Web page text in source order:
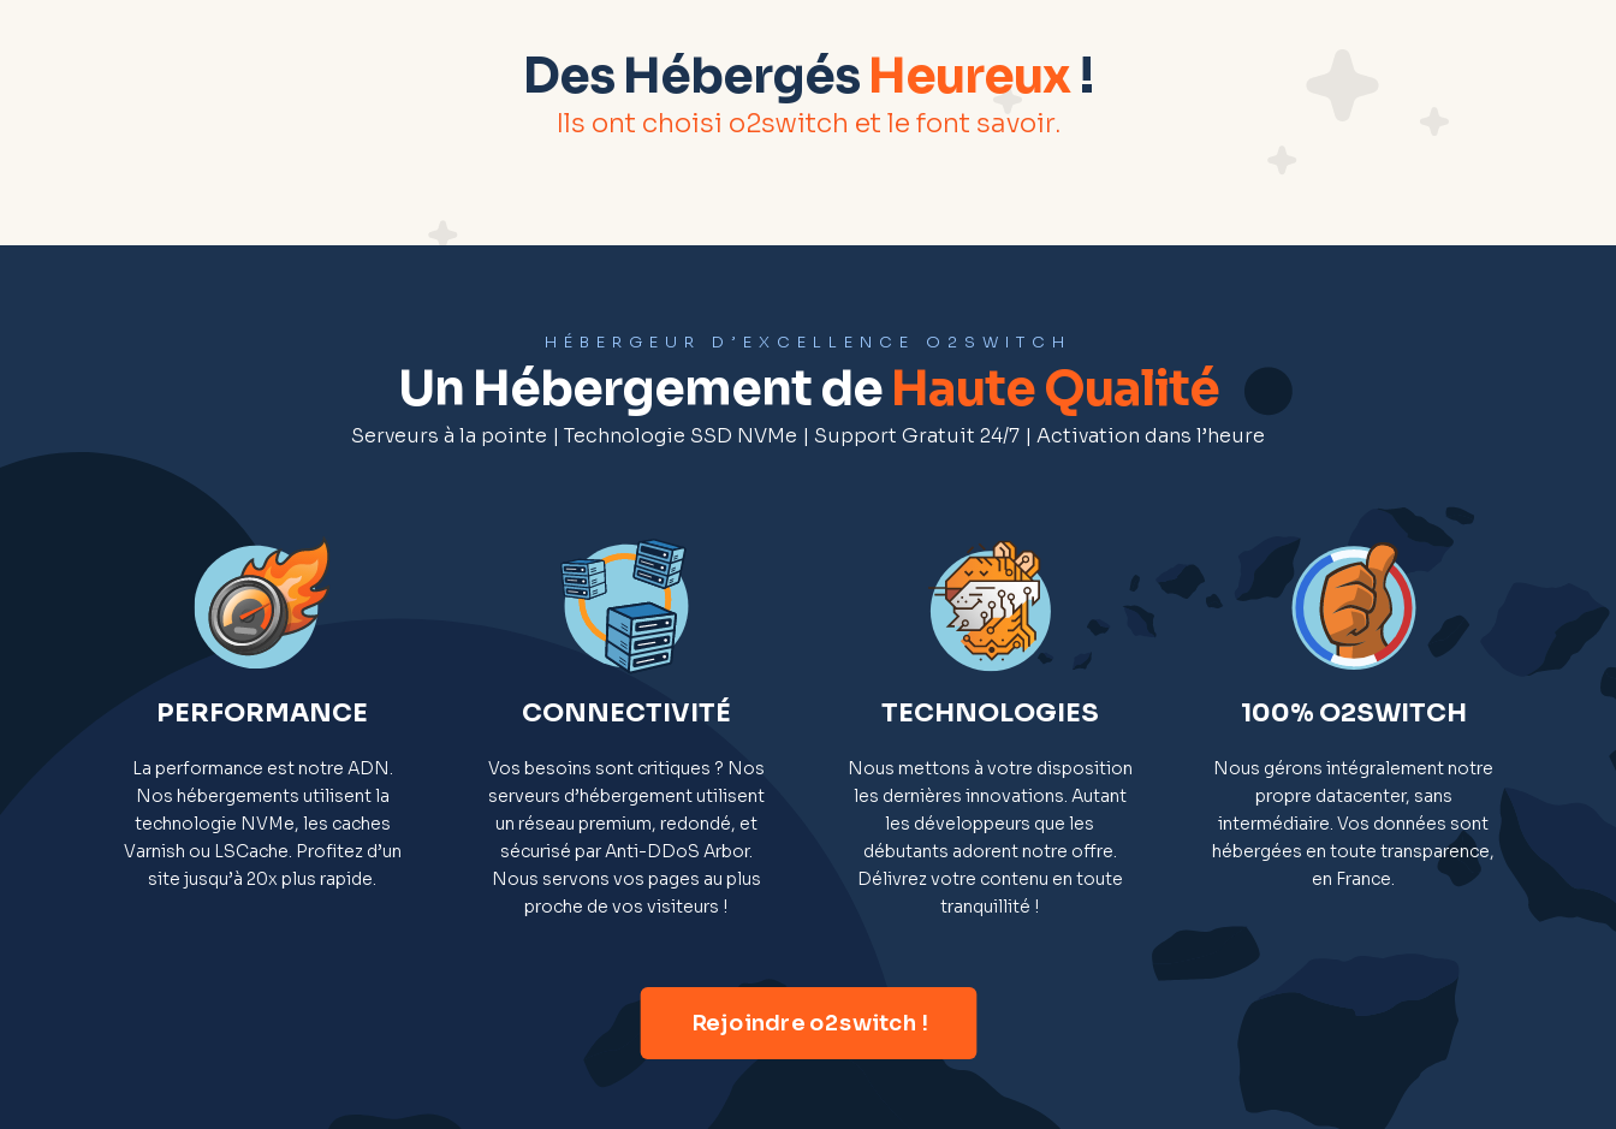
Des HébergésHeureux!
Ils ont choisi o2switch et le font savoir.
HÉBERGEUR D’EXCELLENCE O2SWITCH
Un Hébergement deHaute Qualité
Serveurs à la pointe | Technologie SSD NVMe | Support Gratuit 24/7 | Activation dans l’heure
PERFORMANCE
La performance est notre ADN.
Nos hébergements utilisent la
technologie NVMe, les caches
Varnish ou LSCache. Profitez d’un
site jusqu’à 20x plus rapide.
CONNECTIVITÉ
Vos besoins sont critiques ? Nos
serveurs d’hébergement utilisent
un réseau premium, redondé, et
sécurisé par Anti-DDoS Arbor.
Nous servons vos pages au plus
proche de vos visiteurs !
TECHNOLOGIES
Nous mettons à votre disposition
les dernières innovations. Autant
les développeurs que les
débutants adorent notre offre.
Délivrez votre contenu en toute
tranquillité !
100% O2SWITCH
Nous gérons intégralement notre
propre datacenter, sans
intermédiaire. Vos données sont
hébergées en toute transparence,
en France.
Rejoindre o2switch !